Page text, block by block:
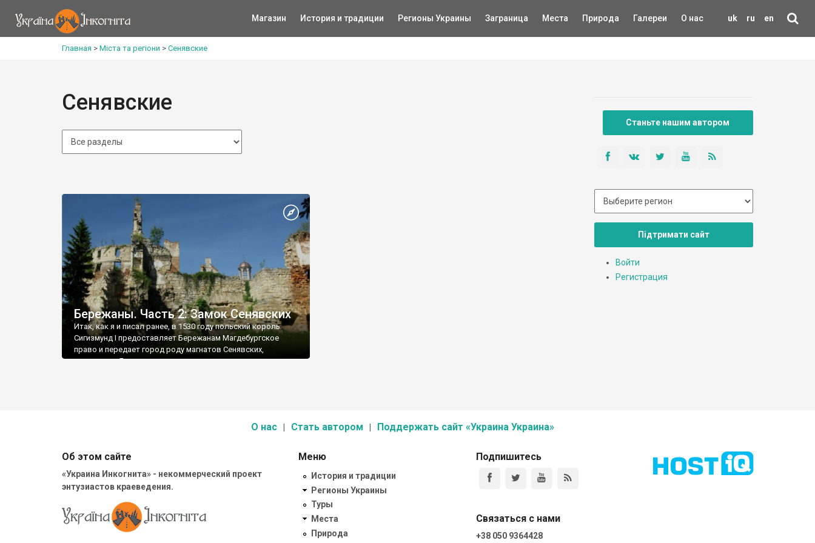
uk ru en
Магазин История и традиции Регионы Украины Заграница Места Природа Галереи О нас
Главная > Міста та регіони > Сенявские
Сенявские
Бережаны. Часть 2: Замок Сенявских
Итак, как я и писал ранее, в 1530 году польский король
Сигизмунд І предоставляет Бережанам Магдебургское
право и передает город роду магнатов Сенявских,
владеющих Бережанами на протяжении почти двухстах лет.
Станьте нашим автором
Підтримати сайт
Войти
Регистрация
О нас Стать автором Поддержать сайт «Украина Украина»
Об этом сайте
«Украина Инкогнита» - некоммерческий проект
энтузиастов краеведения.
Меню
История и традиции
Регионы Украины
Туры
Места
Природа
Подпишитесь
Связаться с нами
+38 050 9364428